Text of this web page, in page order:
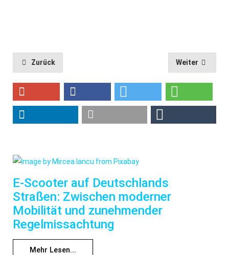
Zurück Weiter
E-Scooter auf Deutschlands
Straßen: Zwischen moderner
Mobilität und zunehmender
Regelmissachtung
Mehr Lesen...